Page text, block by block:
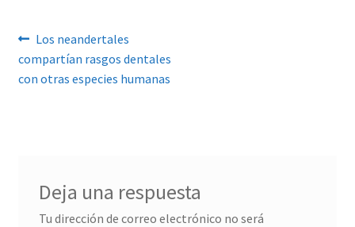
Navegación
de
Anterior:
Los neandertales
compartían rasgos dentales
con otras especies humanas
Deja una respuesta
Tu dirección de correo electrónico no será